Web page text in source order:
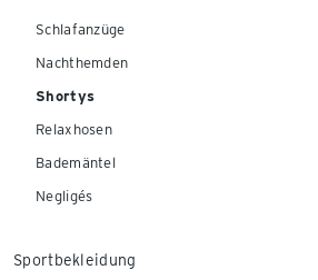
Schlafanzüge
Nachthemden
Shortys
Relaxhosen
Bademäntel
Negligés
Sportbekleidung